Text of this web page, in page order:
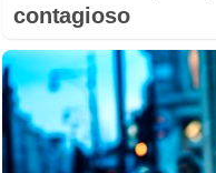
contagioso